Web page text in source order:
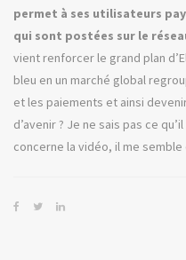
permet à ses utilisateurs
qui sont postées sur le
vient renforcer le grand plan
bleu en un marché global
et les paiements et ainsi
d’avenir ? Je ne sais pas ce
concerne la vidéo, il me